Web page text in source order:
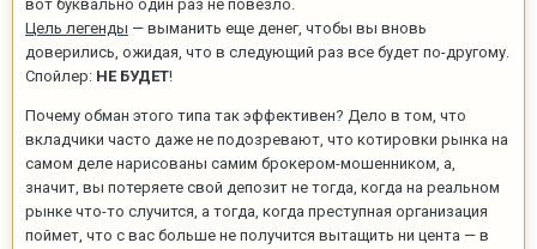
вот буквально один раз не повезло.
Цель легенды — выманить еще денег, чтобы вы вновь
доверились, ожидая, что в следующий раз все будет по-другому.
Спойлер: НЕ БУДЕТ!
Почему обман этого типа так эффективен? Дело в том, что
вкладчики часто даже не подозревают, что котировки рынка на
самом деле нарисованы самим брокером-мошенником, а,
значит, вы потеряете свой депозит не тогда, когда на реальном
рынке что-то случится, а тогда, когда преступная организация
поймет, что с вас больше не получится вытащить ни цента — в